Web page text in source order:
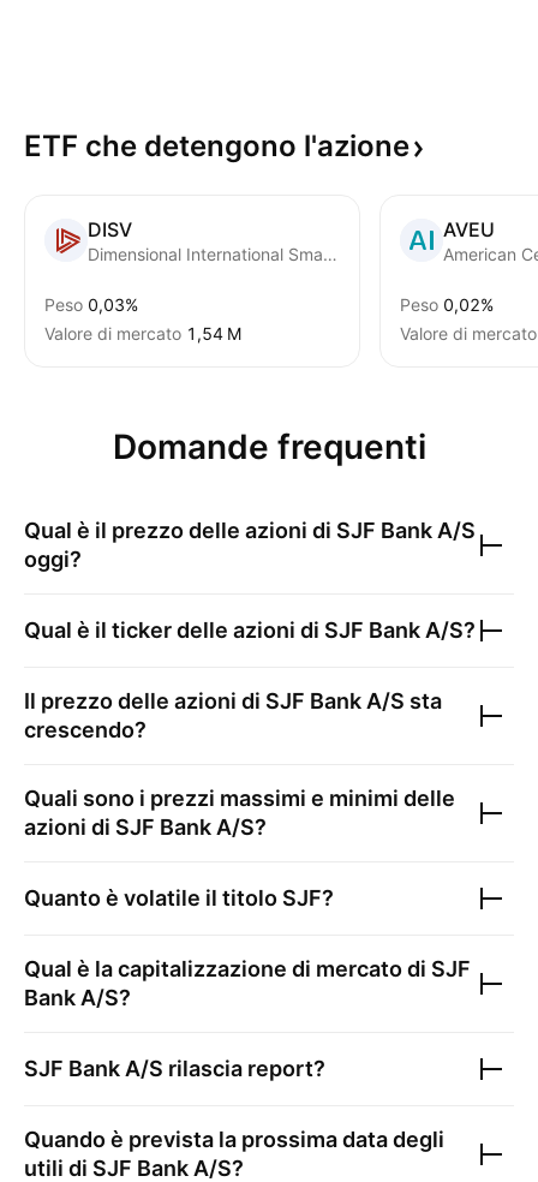
ETF che detengono l'azione
DISV
Dimensional International Small Cap Value ETF
Peso 0,03%
Valore di mercato ‪1,54 M‬
AVEU
Peso 0,02%
Valore di mercato
Domande frequenti
Qual è il prezzo delle azioni di SJF Bank A/S
oggi?
Qual è il ticker delle azioni di SJF Bank A/S?
Il prezzo delle azioni di SJF Bank A/S sta
crescendo?
Quali sono i prezzi massimi e minimi delle
azioni di SJF Bank A/S?
Quanto è volatile il titolo SJF?
Qual è la capitalizzazione di mercato di SJF
Bank A/S?
SJF Bank A/S rilascia report?
Quando è prevista la prossima data degli
utili di SJF Bank A/S?